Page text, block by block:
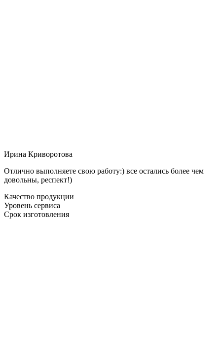
Ирина Криворотова
Отлично выполняете свою работу:) все остались более чем
довольны, респект!)
Качество продукции
Уровень сервиса
Срок изготовления